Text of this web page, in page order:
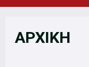
Menu
ΑΡΧΙΚΗ